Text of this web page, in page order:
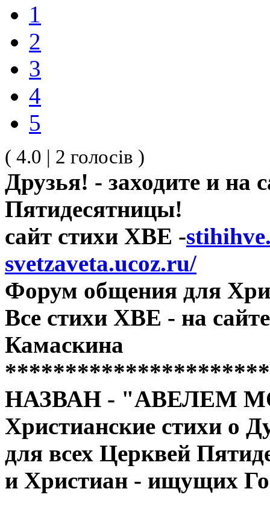
1
2
3
4
5
( 4.0 | 2 голосів )
Друзья! - заходите и
Пятидесятницы!
сайт стихи ХВЕ -
svetzaveta.ucoz.ru/
Форум общения для
Все стихи ХВЕ - на
Камаскина
НАЗВАН - "АВЕЛЕМ
Христианские стихи о
для всех Церквей
и Христиан - ищущих